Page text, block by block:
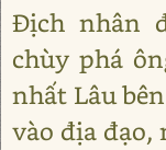
Địch nhân
chùy phá
nhất Lâu
vào địa đạo,